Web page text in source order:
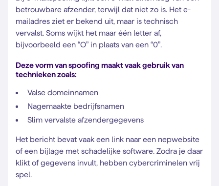
betrouwbare afzender, terwijl dat niet zo is. Het e-
mailadres ziet er bekend uit, maar is technisch
vervalst. Soms wijkt het maar één letter af,
bijvoorbeeld een “O” in plaats van een “0”.
Deze vorm van spoofing maakt vaak gebruik van
technieken zoals:
Valse domeinnamen
Nagemaakte bedrijfsnamen
Slim vervalste afzendergegevens
Het bericht bevat vaak een link naar een nepwebsite
of een bijlage met schadelijke software. Zodra je daar
klikt of gegevens invult, hebben cybercriminelen vrij
spel.